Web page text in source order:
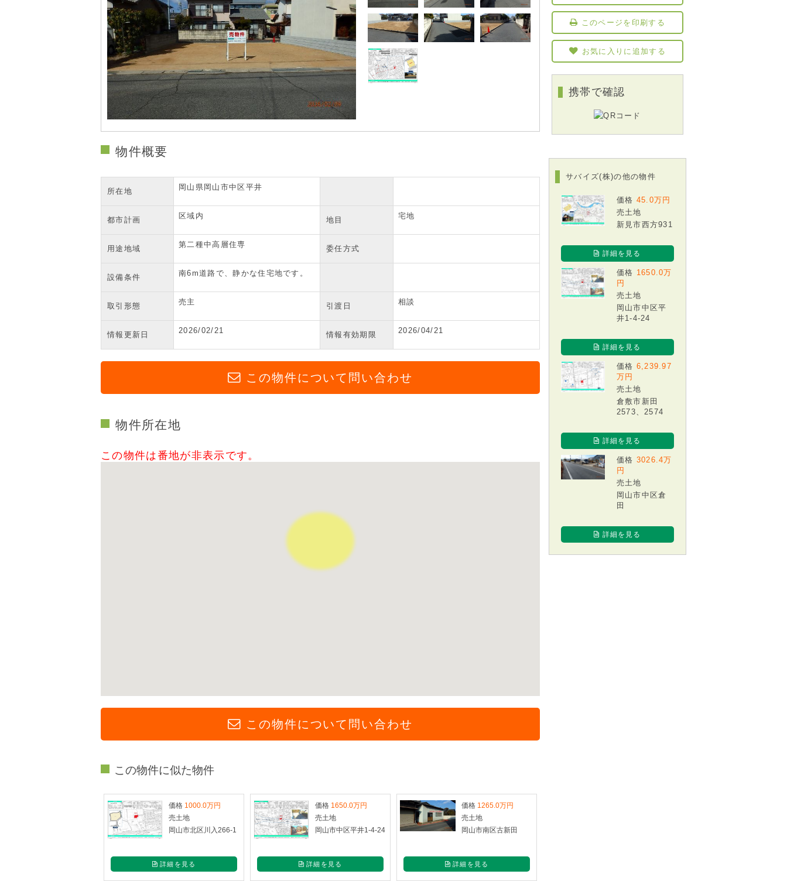
物件概要
所在地 岡山県岡山市中区平井
都市計画 区域内 地目 宅地
用途地域 第二種中高層住専 委任方式
設備条件 南6m道路で、静かな住宅地です。
取引形態 売主 引渡日 相談
情報更新日 2026/02/21 情報有効期限 2026/04/21
この物件について問い合わせ
物件所在地
この物件は番地が非表示です。
この物件について問い合わせ
このページを印刷する
お気に入りに追加する
携帯で確認
サバイズ(株)の他の物件
価格 45.0万円
売土地
新見市西方931
詳細を見る
価格 1650.0万
円
売土地
岡山市中区平
井1-4-24
詳細を見る
価格 6,239.97
万円
売土地
倉敷市新田
2573、2574
詳細を見る
価格 3026.4万
円
売土地
岡山市中区倉
田
詳細を見る
この物件に似た物件
価格 1000.0万円
売土地
岡山市北区川入266-1
詳細を見る
価格 1650.0万円
売土地
岡山市中区平井1-4-24
詳細を見る
価格 1265.0万円
売土地
岡山市南区古新田
詳細を見る